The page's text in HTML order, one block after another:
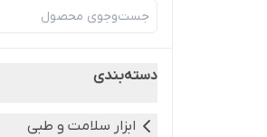
دسته‌بندی
ابزار سلامت و طبی